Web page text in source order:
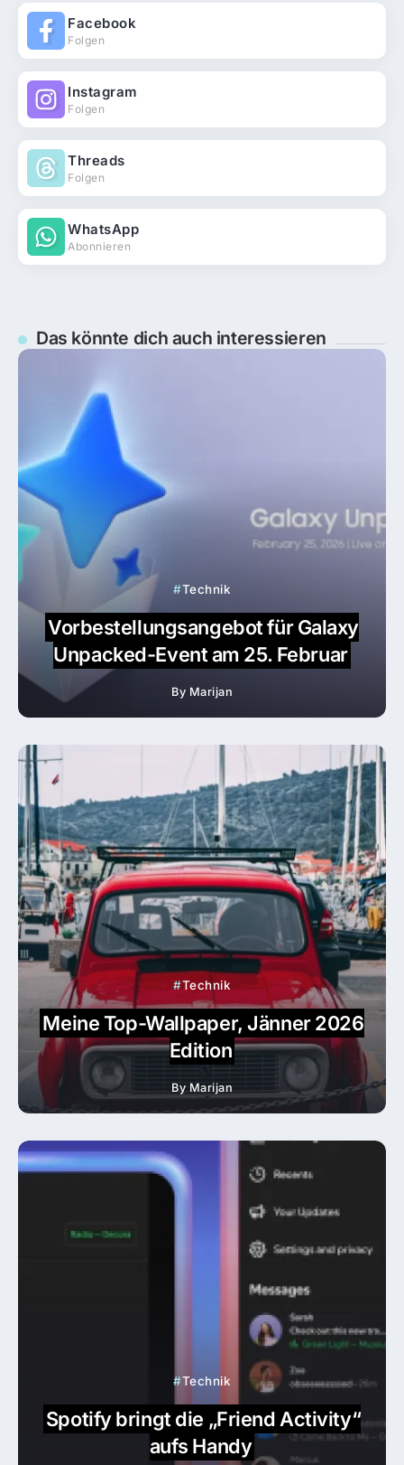
Facebook
Folgen
Instagram
Folgen
Threads
Folgen
WhatsApp
Abonnieren
Das könnte dich auch interessieren
Technik
Vorbestellungsangebot für Galaxy
Unpacked-Event am 25. Februar
By Marijan
Technik
Meine Top-Wallpaper, Jänner 2026
Edition
By Marijan
Technik
Spotify bringt die „Friend Activity“
aufs Handy